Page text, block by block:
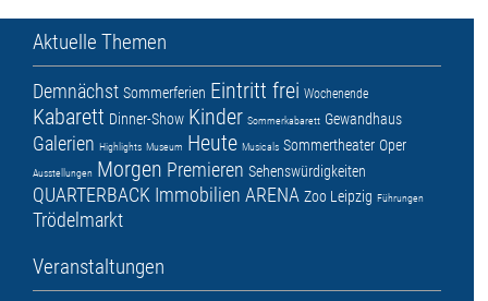
Aktuelle Themen
Demnächst Sommerferien Eintritt frei Wochenende
Kabarett Dinner-Show Kinder Sommerkabarett Gewandhaus
Galerien Highlights Museum Heute Musicals Sommertheater Oper
Ausstellungen Morgen Premieren Sehenswürdigkeiten
QUARTERBACK Immobilien ARENA Zoo Leipzig Führungen
Trödelmarkt
Veranstaltungen